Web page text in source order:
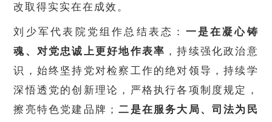
改取得实实在在成效。
刘少军代表院党组作总结表态： 一是在凝心铸
魂、对党忠诚上更好地作表率 ，持续强化政治意
识，始终坚持党对检察工作的绝对领导，持续学
深悟透党的创新理论，严格执行各项制度规定，
擦亮特色党建品牌；二是在服务大局、司法为民